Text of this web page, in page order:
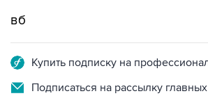
вб
Купить подписку на
Подписаться на рассылку